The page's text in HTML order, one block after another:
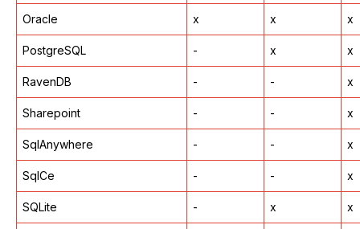
Oracle x x x
PostgreSQL - x x
RavenDB - - x
Sharepoint - - x
SqlAnywhere - - x
SqlCe - - x
SQLite - x x